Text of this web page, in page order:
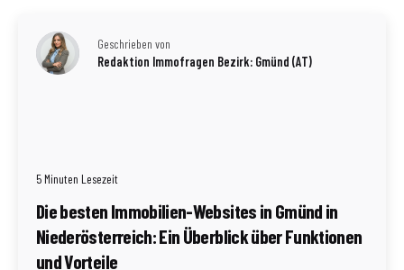
Geschrieben von
Redaktion Immofragen Bezirk: Gmünd (AT)
5 Minuten Lesezeit
Die besten Immobilien-Websites in Gmünd in
Niederösterreich: Ein Überblick über Funktionen
und Vorteile